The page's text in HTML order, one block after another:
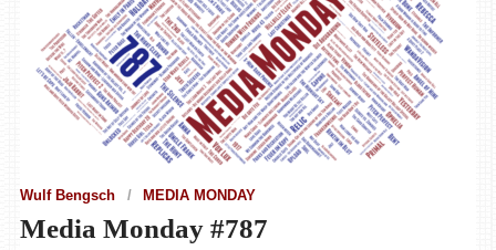
Wulf Bengsch MEDIA MONDAY
Media Monday #787